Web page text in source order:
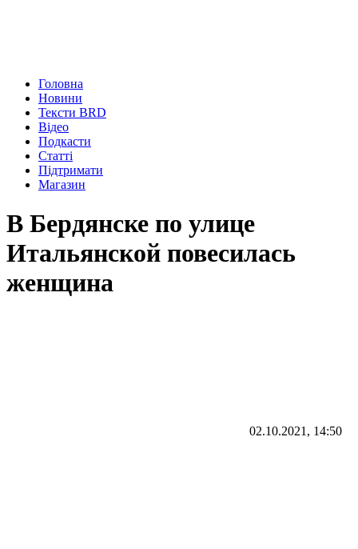
Головна
Новини
Тексти BRD
Відео
Подкасти
Статті
Підтримати
Магазин
В Бердянске по улице
Итальянской повесилась
женщина
02.10.2021, 14:50